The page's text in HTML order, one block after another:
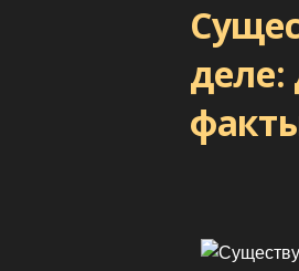
деле: